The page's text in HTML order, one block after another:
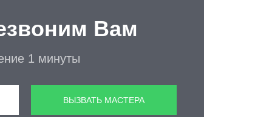
Вам
1 минуты